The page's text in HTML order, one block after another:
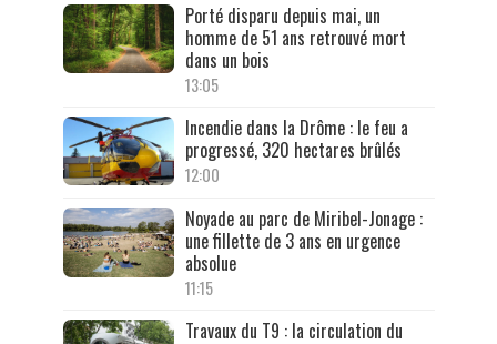
Porté disparu depuis mai, un
homme de 51 ans retrouvé mort
dans un bois
13:05
Incendie dans la Drôme : le feu a
progressé, 320 hectares brûlés
12:00
Noyade au parc de Miribel-Jonage :
une fillette de 3 ans en urgence
absolue
11:15
Travaux du T9 : la circulation du